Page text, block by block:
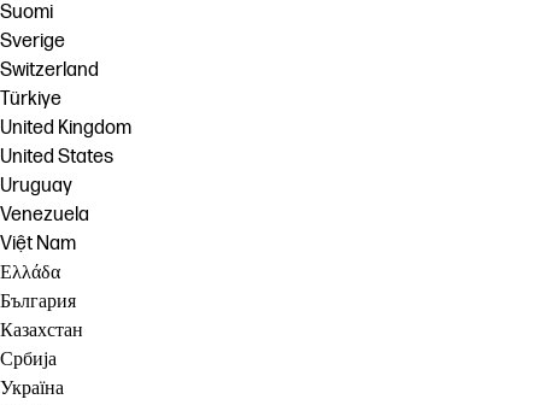
Suomi
Sverige
Switzerland
Türkiye
United Kingdom
United States
Uruguay
Venezuela
Việt Nam
Ελλάδα
България
Казахстан
Србија
Україна